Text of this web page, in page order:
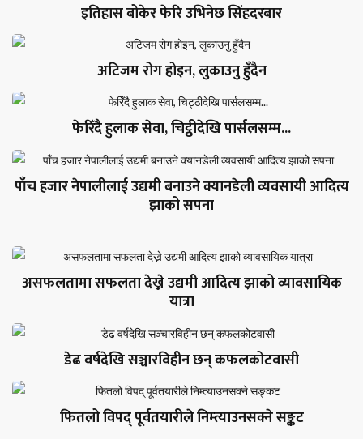
इतिहास बोकेर फेरि उभिनेछ सिंहदरबार
अटिजम रोग होइन, लुकाउनु हुँदैन
फेरिँदै हुलाक सेवा, चिट्ठीदेखि पार्सलसम्म...
पाँच हजार नेपालीलाई उद्यमी बनाउने क्यानडेली व्यवसायी आदित्य
झाको सपना
असफलतामा सफलता देख्ने उद्यमी आदित्य झाको व्यावसायिक
यात्रा
डेढ वर्षदेखि सञ्चारविहीन छन् कफलकोटवासी
फितलो विपद् पूर्वतयारीले निम्त्याउनसक्ने सङ्कट